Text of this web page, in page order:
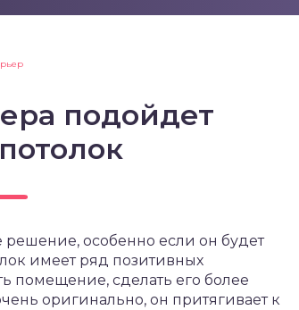
подойдет
особенно если он будет
имеет ряд позитивных
помещение, сделать его более
оригинально, он притягивает к